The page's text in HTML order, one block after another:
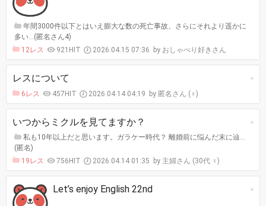
年間3000件以下とはいえ膨大な数の死亡事故、さらにそれより遥かに
多い…(匿名さん4)
12レス
921HIT 2026.04.15 07:36 おしゃべり好きさん
レスについて
6レス 457HIT 2026.04.14 04:19 匿名さん (♀)
いつからミクルを見てますか？
私も10年以上だと思います。ガラケー時代？ 離婚前に悩んだ末に辿…
(匿名)
19レス
756HIT 2026.04.14 01:35 主婦さん (30代 ♀)
Let’s enjoy English 22nd